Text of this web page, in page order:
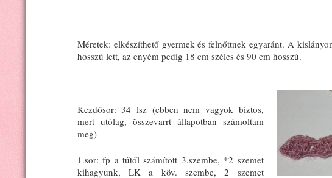
Méretek: elkészíthető gyermek és felnőttnek egyaránt. A
hosszú lett, az enyém pedig 18 cm széles és 90 cm hosszú.
Kezdősor: 34 lsz (ebben nem vagyok biztos,
mert utólag, összevarrt állapotban számoltam
meg)
1.sor: fp a tűtől számított 3.szembe, *2 szemet
kihagyunk, LK a köv. szembe, 2 szemet